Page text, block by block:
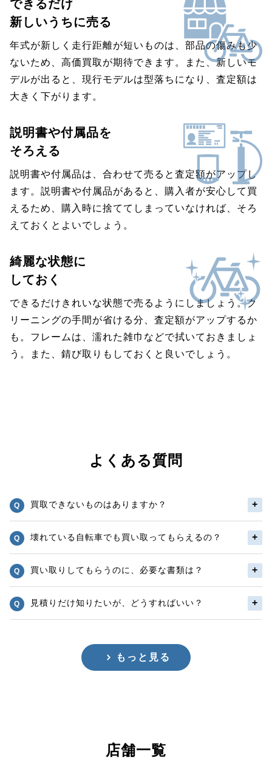
できるだけ
新しいうちに売る
年式が新しく走行距離が短いものは、部品の傷みも少
ないため、高価買取が期待できます。また、新しいモ
デルが出ると、現行モデルは型落ちになり、査定額は
大きく下がります。
説明書や付属品を
そろえる
説明書や付属品は、合わせて売ると査定額がアップし
ます。説明書や付属品があると、購入者が安心して買
えるため、購入時に捨ててしまっていなければ、そろ
えておくとよいでしょう。
綺麗な状態に
しておく
できるだけきれいな状態で売るようにしましょう。ク
リーニングの手間が省ける分、査定額がアップするか
も。フレームは、濡れた雑巾などで拭いておきましょ
う。また、錆び取りもしておくと良いでしょう。
よくある質問
買取できないものはありますか？
壊れている自転車でも買い取ってもらえるの？
買い取りしてもらうのに、必要な書類は？
見積りだけ知りたいが、どうすればいい？
もっと見る
店舗一覧